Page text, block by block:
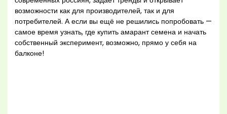
возможности как для производителей, так и для
потребителей. А если вы ещё не решились попробовать —
самое время узнать, где купить амарант семена и начать
собственный эксперимент, возможно, прямо у себя на
балконе!